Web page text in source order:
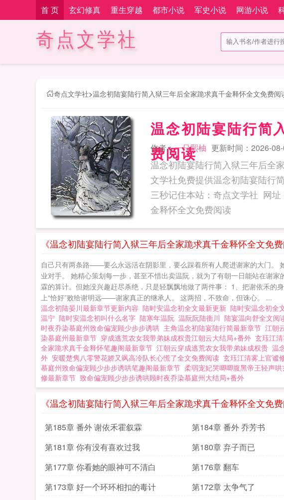
首 页 玄幻修真 重生穿越 都市小说 军史小说 网游小说
奇点文学社
奇点文学社>温念初陆宴陆行简入狱三年后全家跪求真千金释怀全文免费阅
温念初陆宴陆行简
费阅读
作者：一只熙柚 更新时间：2026-
温念初陆宴陆行简入狱三年后全
文学社免费提供温念初陆宴陆行
三秒记住本站：奇点文学社 网址：www.qdwxs.com 温念初
金释怀全文免费阅读
《温念初陆宴陆行简入狱三年后全家跪求真千金释怀全文免
自己只有两条路——要么永远活在阴影里，要么踩着所有人爬进谢家的大门。
业对手。 她精心策划每一步，甚至不惜出卖温阮，就为了有朝一日能站在谢
霖的算计。但她没兴趣赶尽杀绝，只是轻飘飘地做了两件事： 1、把谢依禾
上“恰好”败给谢明远——谢家真正的继承人。 这两招，不致命，但诛心。 ...
温念初陆晏川最新章节更新内容 陆时安温念初全文最新更新 陆时安温念初全
温宁 陆时安温念初叫什么名字 陆寒年温阮 温阮阮陆衡川 陆宴温向舒全文阅
时夜乔染慕庭州致命偏宠顾少步步诱哄 主角温念初陆宴陆行简最新章节 江朝
染慕庭州最新章节 穿成逃荒农女我带弟妹成权贵江朝云大结局+番外 玄珏江
全家跪求真千金释怀笔趣阁最新章节 江朝云穿成逃荒农女我带弟妹成权贵 温
外 安暖楚隽八零警花娇又飒高冷队长心慌了全文免费阅读 玄珏江清雾上官谧
慕庭州致命偏宠顾少步步诱哄笔趣阁最新章节 柔弱宠妃哭唧唧腹黑帝王轻声
修最新章节 致命偏宠顾少步步诱哄顾时夜乔染慕庭州大结局+番外
《温念初陆宴陆行简入狱三年后全家跪求真千金释怀全文免
第185章 番外 谢依禾霍叙霖 第184章 番外 乔芳书
第181章 你有没有喜欢过我
第180章 弃子而已
第177章 你看她的眼神可不清白
第176章 翻车
第173章 好一个环环相扣的毒计
第172章 太争气了